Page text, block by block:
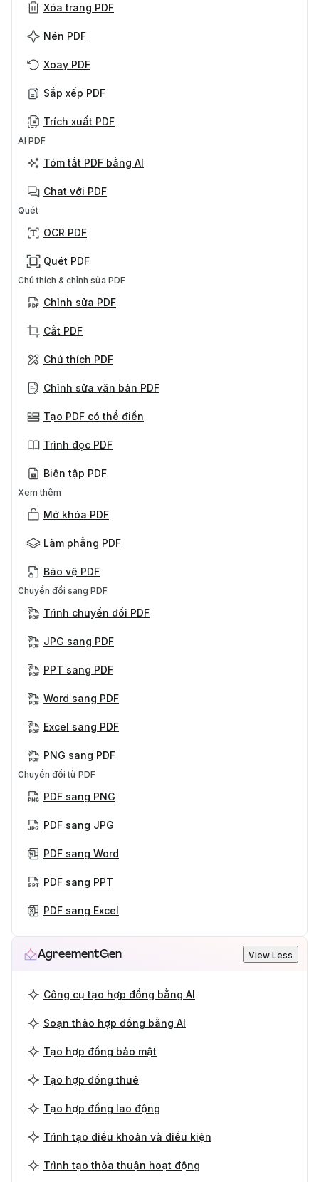
Xóa trang PDF
Nén PDF
Xoay PDF
Sắp xếp PDF
Trích xuất PDF
AI PDF
Tóm tắt PDF bằng AI
Chat với PDF
Quét
OCR PDF
Quét PDF
Chú thích & chỉnh sửa PDF
Chỉnh sửa PDF
Cắt PDF
Chú thích PDF
Chỉnh sửa văn bản PDF
Tạo PDF có thể điền
Trình đọc PDF
Biên tập PDF
Xem thêm
Mở khóa PDF
Làm phẳng PDF
Bảo vệ PDF
Chuyển đổi sang PDF
Trình chuyển đổi PDF
JPG sang PDF
PPT sang PDF
Word sang PDF
Excel sang PDF
PNG sang PDF
Chuyển đổi từ PDF
PDF sang PNG
PDF sang JPG
PDF sang Word
PDF sang PPT
PDF sang Excel
AgreementGen View Less
Công cụ tạo hợp đồng bằng AI
Soạn thảo hợp đồng bằng AI
Tạo hợp đồng bảo mật
Tạo hợp đồng thuê
Tạo hợp đồng lao động
Trình tạo điều khoản và điều kiện
Trình tạo thỏa thuận hoạt động